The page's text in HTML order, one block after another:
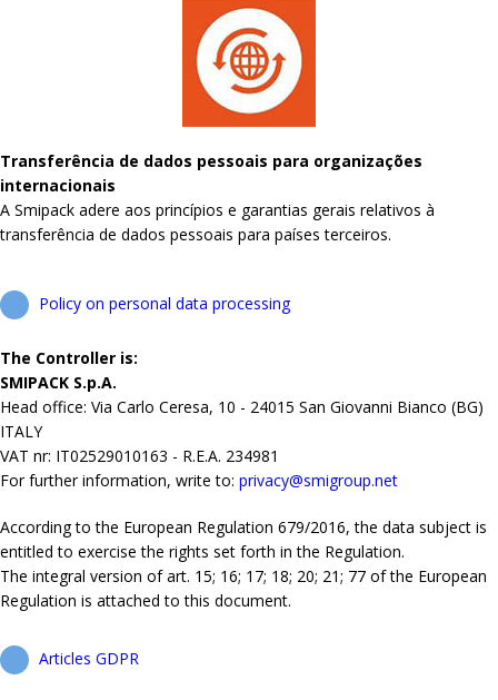
Transferência de dados pessoais para organizações
internacionais
A Smipack adere aos princípios e garantias gerais relativos à
transferência de dados pessoais para países terceiros.
Policy on personal data processing
The Controller is:
SMIPACK S.p.A.
Head office: Via Carlo Ceresa, 10 - 24015 San Giovanni Bianco (BG)
ITALY
VAT nr: IT02529010163 - R.E.A. 234981
For further information, write to: privacy@smigroup.net
According to the European Regulation 679/2016, the data subject is
entitled to exercise the rights set forth in the Regulation.
The integral version of art. 15; 16; 17; 18; 20; 21; 77 of the European
Regulation is attached to this document.
Articles GDPR